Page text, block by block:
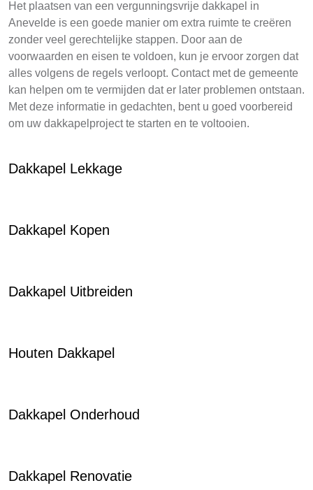
Het plaatsen van een vergunningsvrije dakkapel in
Anevelde is een goede manier om extra ruimte te creëren
zonder veel gerechtelijke stappen. Door aan de
voorwaarden en eisen te voldoen, kun je ervoor zorgen dat
alles volgens de regels verloopt. Contact met de gemeente
kan helpen om te vermijden dat er later problemen ontstaan.
Met deze informatie in gedachten, bent u goed voorbereid
om uw dakkapelproject te starten en te voltooien.
Dakkapel Lekkage
Dakkapel Kopen
Dakkapel Uitbreiden
Houten Dakkapel
Dakkapel Onderhoud
Dakkapel Renovatie